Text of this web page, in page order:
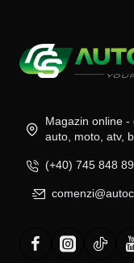
Magazin online -
auto, moto, atv,
(+40) 745 848